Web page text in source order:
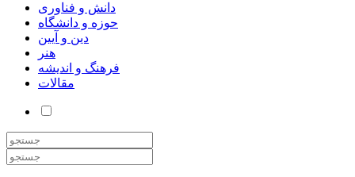
دانش و فناوری
حوزه و دانشگاه
دین و آیین
هنر
فرهنگ و اندیشه
مقالات